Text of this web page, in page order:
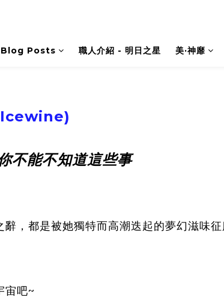
Blog Posts 職人介紹 - 明日之星 美·神靡
不能不知道這些事
辭，都是被她獨特而高潮迭起的夢幻滋味
宙吧~